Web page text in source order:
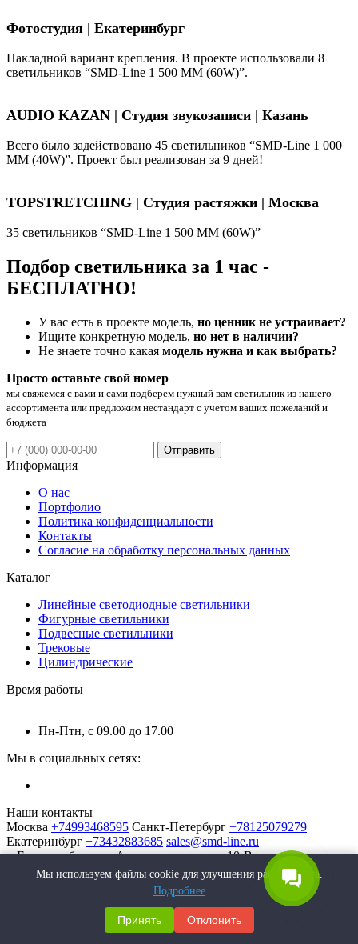
Фотостудия | Екатеринбург
Накладной вариант крепления. В проекте использовали 8
светильников “SMD-Line 1 500 ММ (60W)”.
AUDIO KAZAN | Студия звукозаписи | Казань
Всего было задействовано 45 светильников “SMD-Line 1 000
ММ (40W)”. Проект был реализован за 9 дней!
TOPSTRETCHING | Студия растяжки | Москва
35 светильников “SMD-Line 1 500 ММ (60W)”
Подбор светильника за 1 час -
БЕСПЛАТНО!
У вас есть в проекте модель, но ценник не устраивает?
Ищите конкретную модель, но нет в наличии?
Не знаете точно какая модель нужна и как выбрать?
Просто оставьте свой номер
мы свяжемся с вами и сами подберем нужный вам светильник из нашего
ассортимента или предложим нестандарт с учетом ваших пожеланий и
бюджета
Отправить
Информация
О нас
Портфолио
Политика конфиденциальности
Контакты
Согласие на обработку персональных данных
Каталог
Линейные светодиодные светильники
Фигурные светильники
Подвесные светильники
Трековые
Цилиндрические
Время работы
Пн-Птн, с 09.00 до 17.00
Мы в социальных сетях:
Наши контакты
Москва +74993468595 Санкт-Петербург +78125079279
Екатеринбург +73432883685 sales@smd-line.ru
г. Екатеринбург, ул. Автомагистральная 10-В
SMD-Line | Фабрика интерьерных светильников © 2026
Мы используем файлы cookie для улучшения работы сайта.
Подробнее
Принять Отклонить